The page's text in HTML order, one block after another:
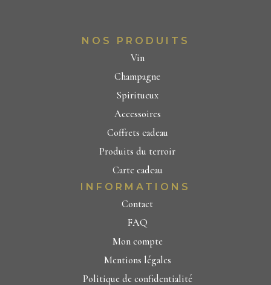
NOS PRODUITS
Vin
Champagne
Spiritueux
Accessoires
Coffrets cadeau
Produits du terroir
Carte cadeau
INFORMATIONS
Contact
FAQ
Mon compte
Mentions légales
Politique de confidentialité